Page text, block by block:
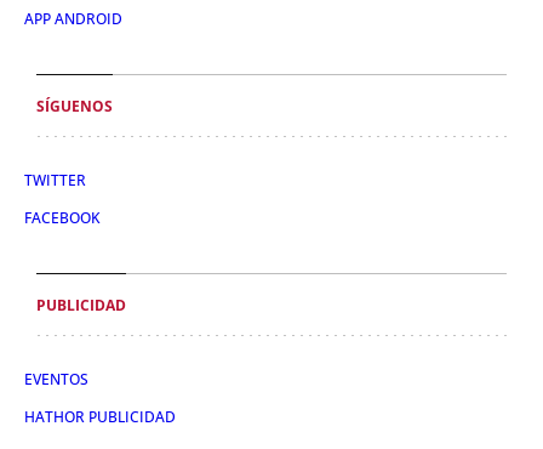
APP ANDROID
SÍGUENOS
TWITTER
FACEBOOK
PUBLICIDAD
EVENTOS
HATHOR PUBLICIDAD